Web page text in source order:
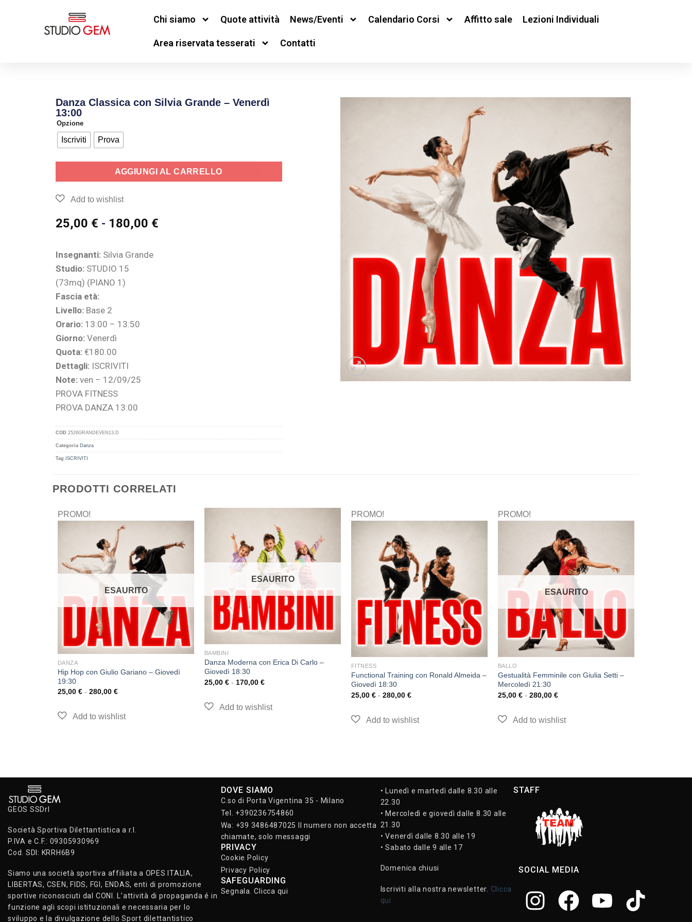
Chi siamo Quote attività News/Eventi Calendario Corsi Affitto sale Lezioni Individuali
Area riservata tesserati Contatti
Danza Classica con Silvia Grande – Venerdì
13:00
Opzione
Iscriviti Prova
AGGIUNGI AL CARRELLO
25,00 € - 180,00 €
Insegnanti:Silvia Grande
Studio:STUDIO 15
(73mq) (PIANO 1)
Fascia età:
Livello:Base 2
Orario:13:00 – 13:50
Giorno:Venerdì
Quota:€180.00
Dettagli:ISCRIVITI
Note:ven – 12/09/25
PROVA FITNESS
PROVA DANZA 13:00
COD 2526GRANDEVEN13.D
Categoria Danza
Tag ISCRIVITI
PRODOTTI CORRELATI
PROMO!
ESAURITO
DANZA
Hip Hop con Giulio Gariano – Giovedì
19:30
25,00 € - 280,00 €
ESAURITO
BAMBINI
Danza Moderna con Erica Di Carlo –
Giovedì 18:30
25,00 € - 170,00 €
PROMO!
FITNESS
Functional Training con Ronald Almeida –
Giovedì 18:30
25,00 € - 280,00 €
PROMO!
ESAURITO
BALLO
Gestualità Femminile con Giulia Setti –
Mercoledì 21:30
25,00 € - 280,00 €
GEOS SSDrl
Società Sportiva Dilettantistica a r.l.
P.IVA e C.F.: 09305930969
Cod. SDI: KRRH6B9
Siamo una società sportiva affiliata a OPES ITALIA,
LIBERTAS, CSEN, FIDS, FGI, ENDAS, enti di promozione
sportive riconosciuti dal CONI. L’attività di propaganda é in
funzione agli scopi istituzionali e necessaria per lo
sviluppo e la divulgazione dello Sport dilettantistico
DOVE SIAMO
C.so di Porta Vigentina 35 - Milano
Tel. +390236754860
Wa: +39 3486487025 Il numero non accetta
chiamate, solo messaggi
PRIVACY
Cookie Policy
Privacy Policy
SAFEGUARDING
Segnala. Clicca qui
• Lunedì e martedì dalle 8.30 alle
22.30
• Mercoledì e giovedì dalle 8.30 alle
21.30
• Venerdì dalle 8.30 alle 19
• Sabato dalle 9 alle 17
Domenica chiusi
Iscriviti alla nostra newsletter. Clicca
qui
STAFF
SOCIAL MEDIA